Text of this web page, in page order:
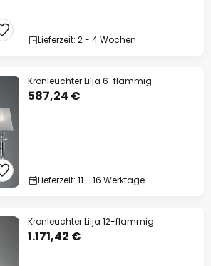
Lieferzeit: 2 - 4 Wochen
Kronleuchter Lilja 6-flammig
587,24 €
Lieferzeit: 11 - 16 Werktage
Kronleuchter Lilja 12-flammig
1.171,42 €